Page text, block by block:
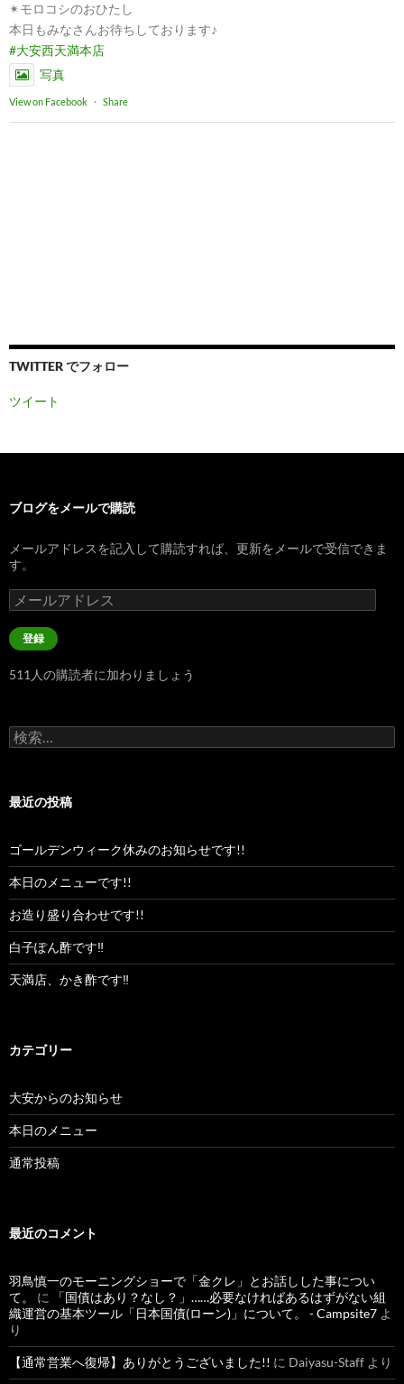
✴︎モロコシのおひたし
本日もみなさんお待ちしております♪
#大安西天満本店
写真
View on Facebook · Share
TWITTER でフォロー
ツイート
ブログをメールで購読
メールアドレスを記入して購読すれば、更新をメールで受信できま
す。
メ
ー
ル
ア
レ
登録
511人の購読者に加わりましょう
検
索:
最近の投稿
ゴールデンウィーク休みのお知らせです!!
本日のメニューです!!
お造り盛り合わせです!!
白子ぽん酢です‼︎
天満店、かき酢です‼︎
カテゴリー
大安からのお知らせ
本日のメニュー
通常投稿
最近のコメント
羽鳥慎一のモーニングショーで「金クレ」とお話しした事につい
て。
に
「国債はあり？なし？」……必要なければあるはずがない組
織運営の基本ツール「日本国債(ローン)」について。 - Campsite7 よ
り
【通常営業へ復帰】ありがとうございました!! に Daiyasu-Staff より